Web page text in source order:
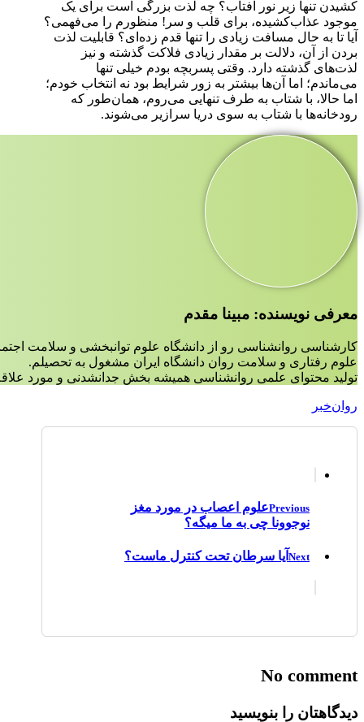
کشیدن تنها زیر نور آفتاب؟ چه لذت بزرگی است برای یک
موجود عذاب‌کشیده، برای قلب و سر! منظورم را می‌فهمی؟
آیا تا به حال مسافت زیادی را تنها قدم زده‌ای؟ قابلیت لذت
بردن از آن، دلالت بر مقدار زیادی فلاکت گذشته و نیز
لذت‌های گذشته دارد. وقتی پسربچه بودم خیلی تنها
می‌ماندم؛ اما آن‌ها بیشتر به زور شرایط بود نه انتخاب خودم؛
اما حالا، با شتاب به طرف تنهایی می‌روم، همان‌طور که
رودخانه‌ها با شتاب به سوی دریا سرازیر می‌شوند.
معرفی نویسنده: مبینا مقدم
کارشناسی روانشناسی رو از دانشگاه علوم توانبخشی و سلامت
علوم رفتاری و سلامت روان دانشگاه ایران مشغول به تحصیلم.
تولید محتوای علمی روانشناسی همیشه بخش جدانشدنی و مورد
روان‌خبر
Previousعلوم اعصاب در مورد مغز
نوجوونا چی به ما میگه؟
Next آیا سرطان تحت کنترل ماست؟
No comment
دیدگاهتان را بنویسید